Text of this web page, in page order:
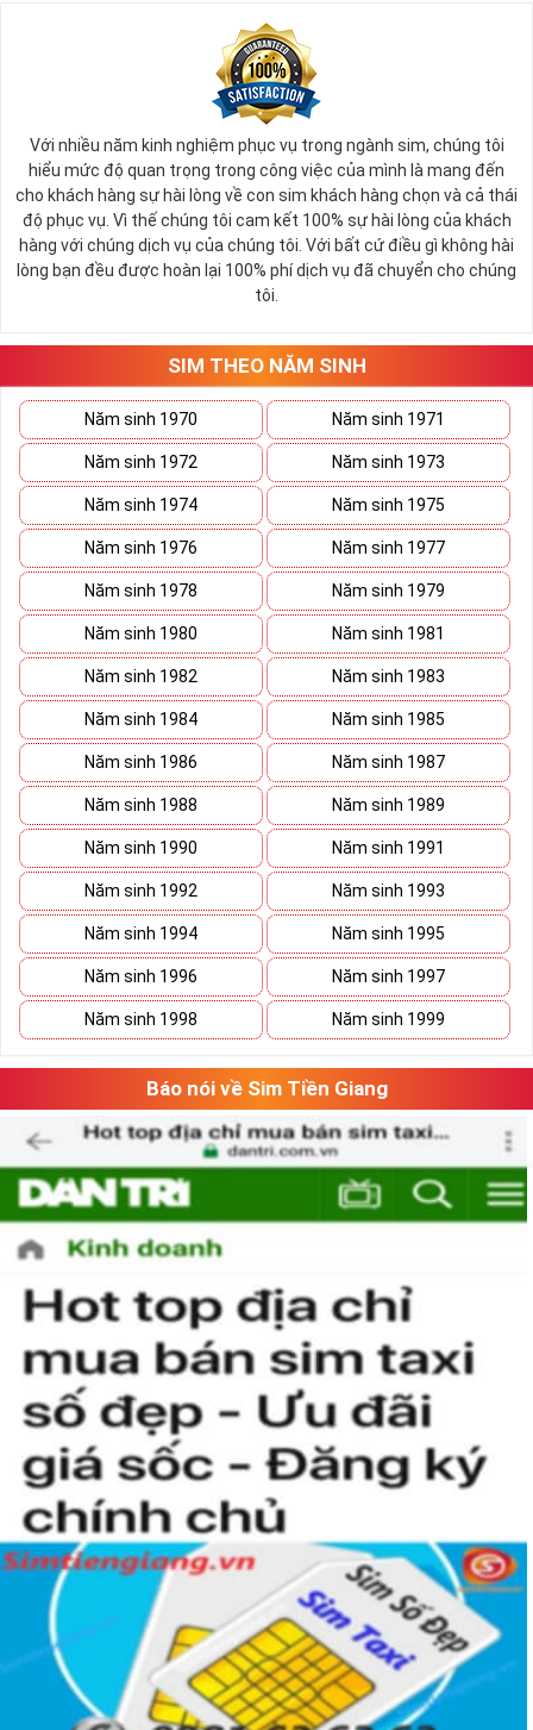
Với nhiều năm kinh nghiệm phục vụ trong ngành sim, chúng tôi
hiểu mức độ quan trọng trong công việc của mình là mang đến
cho khách hàng sự hài lòng về con sim khách hàng chọn và cả thái
độ phục vụ. Vì thế chúng tôi cam kết 100% sự hài lòng của khách
hàng với chúng dịch vụ của chúng tôi. Với bất cứ điều gì không hài
lòng bạn đều được hoàn lại 100% phí dịch vụ đã chuyển cho chúng
tôi.
SIM THEO NĂM SINH
Năm sinh 1970 Năm sinh 1971
Năm sinh 1972 Năm sinh 1973
Năm sinh 1974 Năm sinh 1975
Năm sinh 1976 Năm sinh 1977
Năm sinh 1978 Năm sinh 1979
Năm sinh 1980 Năm sinh 1981
Năm sinh 1982 Năm sinh 1983
Năm sinh 1984 Năm sinh 1985
Năm sinh 1986 Năm sinh 1987
Năm sinh 1988 Năm sinh 1989
Năm sinh 1990 Năm sinh 1991
Năm sinh 1992 Năm sinh 1993
Năm sinh 1994 Năm sinh 1995
Năm sinh 1996 Năm sinh 1997
Năm sinh 1998 Năm sinh 1999
Báo nói về Sim Tiền Giang